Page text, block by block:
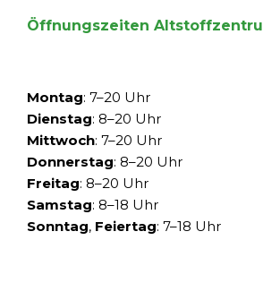
Öffnungszeiten
Montag: 7–20 Uhr
Dienstag: 8–20 Uhr
Mittwoch: 7–20 Uhr
Donnerstag: 8–20 Uhr
Freitag: 8–20 Uhr
Samstag: 8–18 Uhr
Sonntag, Feiertag: 7–18 Uhr